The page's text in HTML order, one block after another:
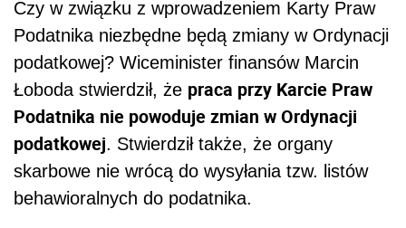
Czy w związku z wprowadzeniem Karty Praw
Podatnika niezbędne będą zmiany w Ordynacji
podatkowej? Wiceminister finansów Marcin
Łoboda stwierdził, że praca przy Karcie Praw
Podatnika nie powoduje zmian w Ordynacji
podatkowej. Stwierdził także, że organy
skarbowe nie wrócą do wysyłania tzw. listów
behawioralnych do podatnika.